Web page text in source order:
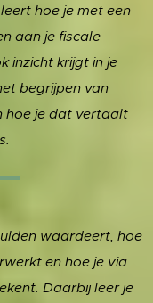
hoe je met een
aan je fiscale
inzicht krijgt in je
begrijpen van
hoe je dat vertaalt
waardeert, hoe
en hoe je via
Daarbij leer je